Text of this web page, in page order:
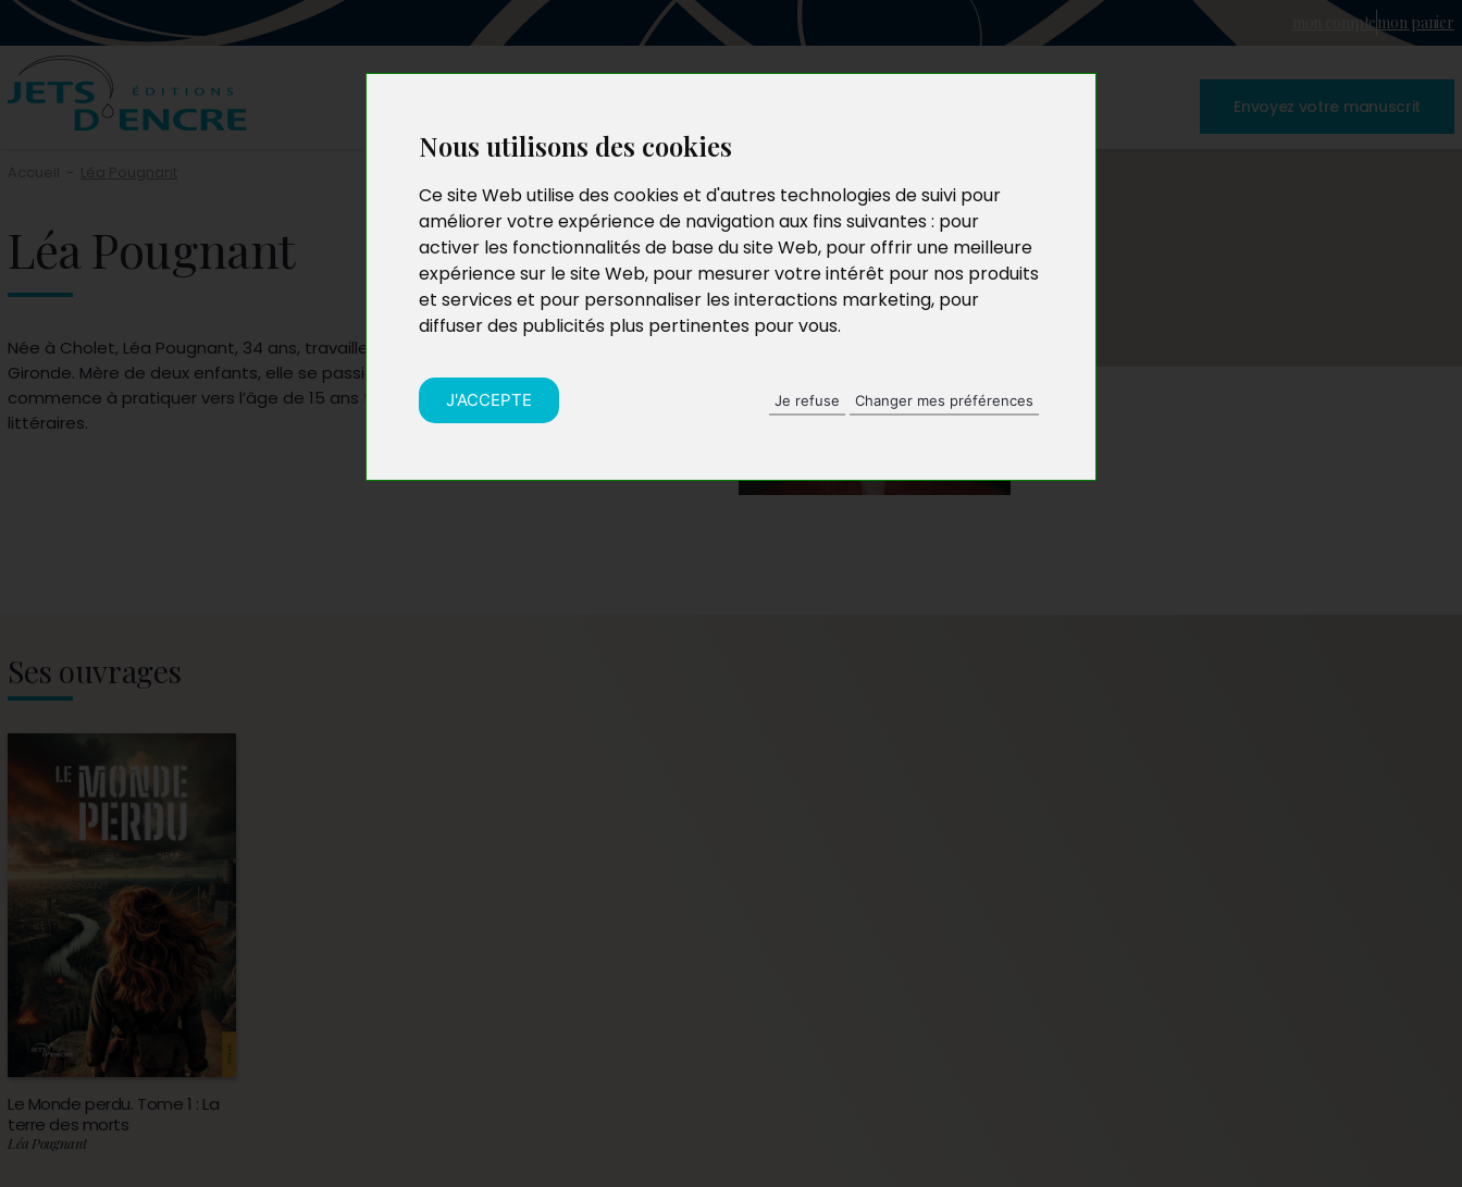
Nous utilisons des cookies
Ce site Web utilise des cookies et d'autres technologies de suivi pour
améliorer votre expérience de navigation aux fins suivantes : pour
activer les fonctionnalités de base du site Web, pour offrir une meilleure
expérience sur le site Web, pour mesurer votre intérêt pour nos produits
et services et pour personnaliser les interactions marketing, pour
diffuser des publicités plus pertinentes pour vous.
J'ACCEPTE Je refuse Changer mes préférences
mon comptemon panier
Envoyez votre manuscrit
Léa Pougnant
Née à Cholet, Léa Pougnant, 34 ans, travaille dans le commerce à Bordeaux, en
Gironde. Mère de deux enfants, elle se passionne très tôt pour l’écriture, qu’elle
commence à pratiquer vers l’âge de 15 ans tout en poursuivant des études
littéraires.
Ses ouvrages
Le Monde perdu. Tome 1 : La
terre des morts
Léa Pougnant